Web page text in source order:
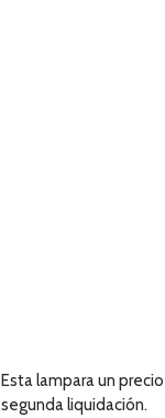
Esta lampara un
segunda liquidación.